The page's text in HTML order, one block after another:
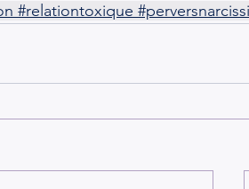
#relationtoxique